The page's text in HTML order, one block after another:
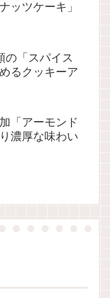
ッツケーキ」
の「スパイス
るクッキーア
「アーモンド
濃厚な味わい